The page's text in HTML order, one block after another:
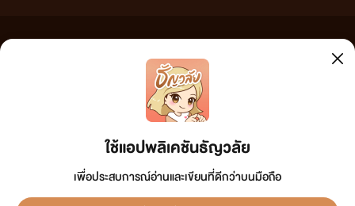
ใช้แอปพลิเคชันธัญวลัย
เพื่อประสบการณ์อ่านและเขียนที่ดีกว่าบนมือถือ
เว็บไซต์แห่งนี้ไม่ได้เห็นด้วยและไม่ขอรับผิดชอบต่อข้อความใดๆ ทั้งสิ้น ดังนั้นผู้อ่านทุกท่านโปรดใช้
วิจารณญาณในการกลั่นกรองด้วยตนเอง และหากท่านพบข้อความใดๆ ที่ขัดต่อกฎหมายและศีลธรรม
กรุณาแจ้งมาที่ tunwalai@ookbee.com เพื่อทีมงานจะได้ดำเนินการในทันที ทั้งนี้ ทางเว็บไซต์ขอสงวน
ลิขสิทธิ์ตามพระราชบัญญัติลิขสิทธิ์ (ฉบับเพิ่มเติม) พ.ศ.2558